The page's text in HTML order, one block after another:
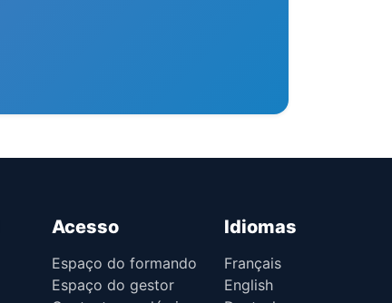
Acesso
Espaço do formando
Espaço do gestor
Idiomas
Français
English